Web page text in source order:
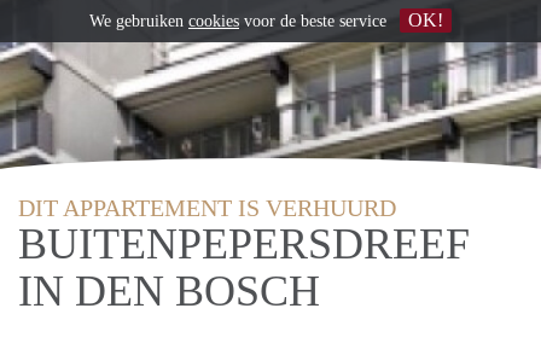
DIT APPARTEMENT IS VERHUURD
BUITENPEPERSDREEF
IN DEN BOSCH
We gebruiken cookies voor de beste service OK!